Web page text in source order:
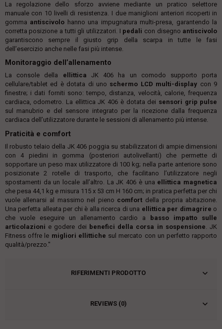
La regolazione dello sforzo avviene mediante un pratico selettore
manuale con 10 livelli di resistenza. I due maniglioni anteriori ricoperti in
gomma antiscivolo hanno una impugnatura multi-presa, garantendo la
corretta posizione a tutti gli utilizzatori. I pedali con disegno antiscivolo
garantiscono sempre il giusto grip della scarpa in tutte le fasi
dell’esercizio anche nelle fasi più intense.
Monitoraggio dell’allenamento
La console della ellittica JK 406 ha un comodo supporto porta
cellulare/tablet ed è dotata di uno schermo LCD multi-display con 9
finestre; i dati forniti sono: tempo, distanza, velocità, calorie, frequenza
cardiaca, odometro. La ellittica JK 406 è dotata dei sensori grip pulse
sul manubrio e del sensore integrato per la ricezione dalla frequenza
cardiaca dell’utilizzatore durante le sessioni di allenamento più intense.
Praticità e comfort
Il robusto telaio della JK 406 poggia su stabilizzatori di ampie dimensioni
con 4 piedini in gomma (posteriori autolivellanti) che permette di
sopportare un peso max utilizzatore di 100 kg; nella parte anteriore sono
posizionate 2 rotelle di trasporto, che facilitano l’utilizzatore negli
spostamenti da un locale all’altro. La JK 406 è una ellittica magnetica
che pesa 44,1 kg e misura 115 x 53 cm H 160 cm; in pratica perfetta per chi
vuole allenarsi al massimo nel pieno comfort della propria abitazione.
Una perfetta alleata per chi è alla ricerca di una ellittica per dimagrire o
che vuole eseguire un allenamento cardio a
basso impatto sulle
articolazioni e godere dei benefici della corsa in sospensione . JK
Fitness offre le migliori ellittiche sul mercato con un perfetto rapporto
qualità/prezzo."
RIFERIMENTI PRODOTTO
REVIEWS (0)